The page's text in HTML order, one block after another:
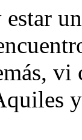
estar
vi